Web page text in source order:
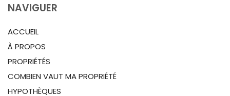
NAVIGUER
ACCUEIL
À PROPOS
PROPRIÉTÉS
COMBIEN VAUT MA PROPRIÉTÉ
HYPOTHÈQUES